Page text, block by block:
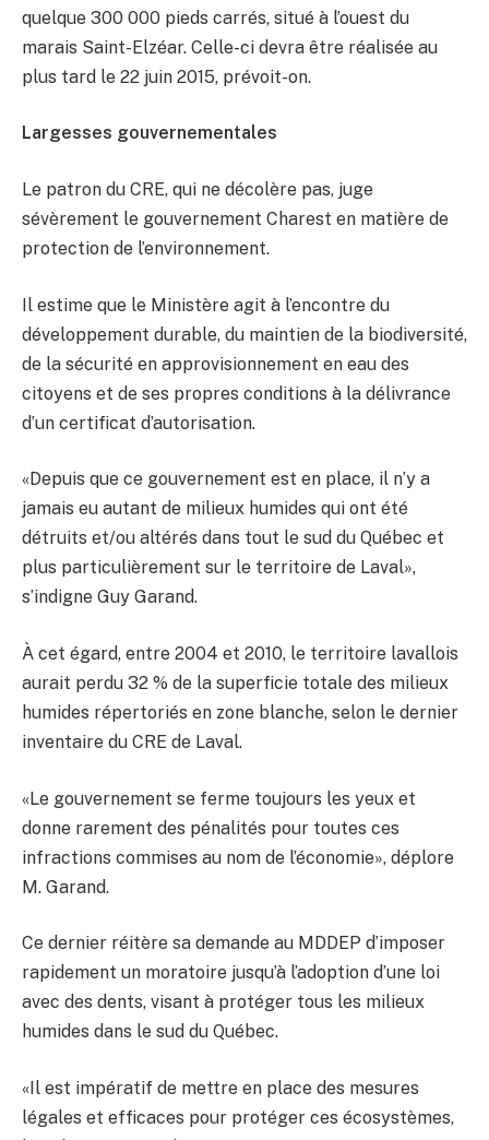
quelque 300 000 pieds carrés, situé à l’ouest du
marais Saint-Elzéar. Celle-ci devra être réalisée au
plus tard le 22 juin 2015, prévoit-on.
Largesses gouvernementales
Le patron du CRE, qui ne décolère pas, juge
sévèrement le gouvernement Charest en matière de
protection de l’environnement.
Il estime que le Ministère agit à l’encontre du
développement durable, du maintien de la biodiversité,
de la sécurité en approvisionnement en eau des
citoyens et de ses propres conditions à la délivrance
d’un certificat d’autorisation.
«Depuis que ce gouvernement est en place, il n’y a
jamais eu autant de milieux humides qui ont été
détruits et/ou altérés dans tout le sud du Québec et
plus particulièrement sur le territoire de Laval»,
s’indigne Guy Garand.
À cet égard, entre 2004 et 2010, le territoire lavallois
aurait perdu 32 % de la superficie totale des milieux
humides répertoriés en zone blanche, selon le dernier
inventaire du CRE de Laval.
«Le gouvernement se ferme toujours les yeux et
donne rarement des pénalités pour toutes ces
infractions commises au nom de l’économie», déplore
M. Garand.
Ce dernier réitère sa demande au MDDEP d’imposer
rapidement un moratoire jusqu’à l’adoption d’une loi
avec des dents, visant à protéger tous les milieux
humides dans le sud du Québec.
«Il est impératif de mettre en place des mesures
légales et efficaces pour protéger ces écosystèmes,